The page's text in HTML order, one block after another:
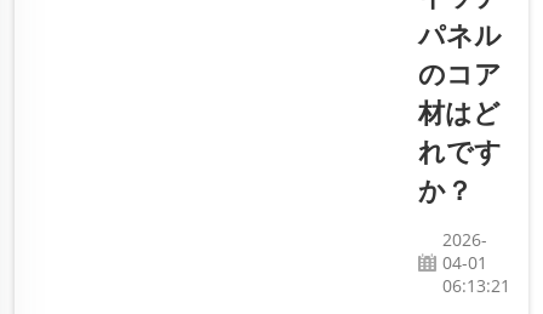
な種類につ
いてご説明
します。当
社
SDQIGONG
では、これ
らのパネル
おり、ま
パネル
のコア
材はど
れです
か？
2026-
04-01
06:13:21